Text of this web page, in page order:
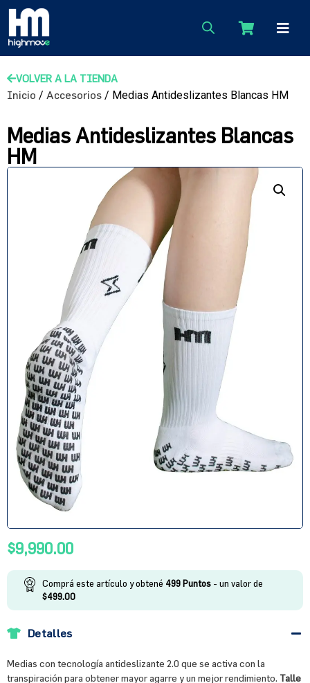
VOLVER A LA TIENDA
Inicio / Accesorios / Medias Antideslizantes Blancas HM
Medias Antideslizantes Blancas
HM
$9,990.00
Comprá este artículo y obtené 499Puntos - un valor de
$499.00
Detalles
Medias con tecnología antideslizante 2.0 que se activa con la
transpiración para obtener mayor agarre y un mejor rendimiento. Talle